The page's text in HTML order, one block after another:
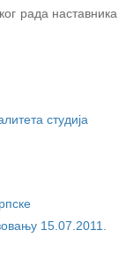
рада наставника
студија
15.07.2011.